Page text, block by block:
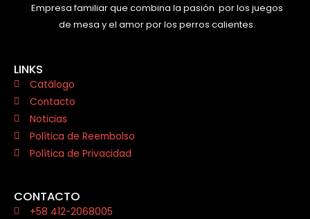
Empresa familiar que combina la pasión por los juegos
de mesa y el amor por los perros calientes.
LINKS
Catálogo
Contacto
Noticias
Política de Reembolso
Política de Privacidad
CONTACTO
+58 412-2068005